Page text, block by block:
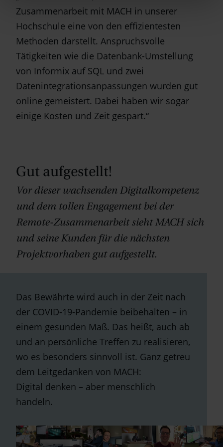
Zusammenarbeit mit MACH in unserer
Hochschule eine von den effizientesten
Methoden darstellt. Anspruchsvolle
Tätigkeiten wie die Datenbank-Umstellung
von Informix auf SQL und zwei
Datenintegrationsanpassungen wurden gut
online gemeistert. Dabei haben wir sogar
einige Kosten und Zeit gespart.“
Gut aufgestellt!
Vor dieser wachsenden Digitalkompetenz
und dem tollen Engagement bei der
Remote-Zusammenarbeit sieht MACH sich
und seine Kunden für die nächsten
Projektvorhaben gut aufgestellt.
Das Bewährte wird auch in der Zeit nach
der COVID-19-Pandemie beibehalten – in
einem gesunden Maß. Das heißt, auch ab
und an persönliche Treffen zu realisieren,
wo es besonders sinnvoll ist. Ganz getreu
dem Leitgedanken von MACH:
Digital denken – aber menschlich
handeln.